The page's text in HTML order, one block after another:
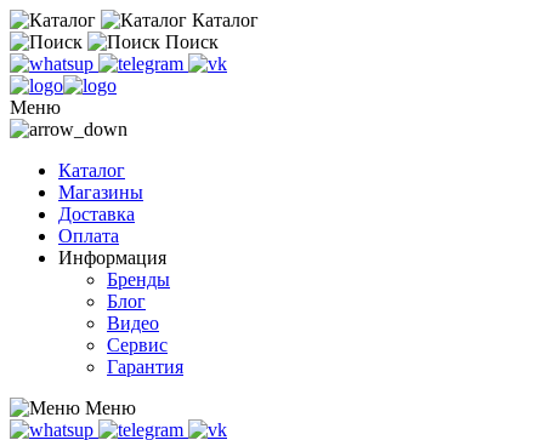
Каталог
Поиск
Меню
Каталог
Магазины
Доставка
Оплата
Информация
Бренды
Блог
Видео
Сервис
Гарантия
Меню